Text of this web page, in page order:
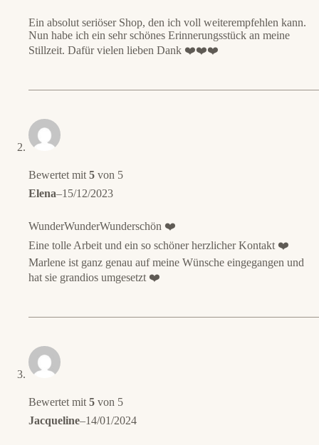
Ein absolut seriöser Shop, den ich voll weiterempfehlen kann.
Nun habe ich ein sehr schönes Erinnerungsstück an meine
Stillzeit. Dafür vielen lieben Dank ❤️❤️❤️
Bewertet mit 5 von 5
Elena–15/12/2023
WunderWunderWunderschön ❤️
Eine tolle Arbeit und ein so schöner herzlicher Kontakt ❤️
Marlene ist ganz genau auf meine Wünsche eingegangen und
hat sie grandios umgesetzt ❤️
Bewertet mit 5 von 5
Jacqueline–14/01/2024